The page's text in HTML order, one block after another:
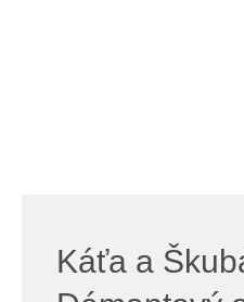
Káťa a